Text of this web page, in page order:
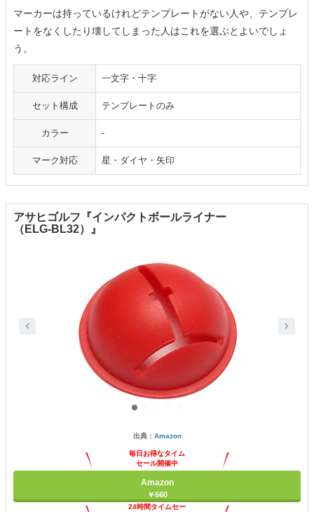
マーカーは持っているけれどテンプレートがない人や、テンプレ
ートをなくしたり壊してしまった人はこれを選ぶとよいでしょ
う。
対応ライン 一文字・十字
セット構成 テンプレートのみ
カラー -
マーク対応 星・ダイヤ・矢印
アサヒゴルフ『インパクトボールライナー
（ELG-BL32）』
出典： Amazon
毎日お得なタイム
セール開催中
Amazon
￥660
24時間タイムセー